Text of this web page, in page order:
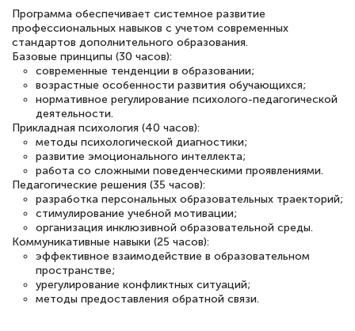
Спасибо большое Академии! Грамотное,
вежливое сопровождение! Всё чётко и
понятно! Проходила повышение
квалификации. Ещё раз - СПАСИБО!
Елена Петрикс
Знаток города 5 уровня
11 марта 2026
Всем добрый день! Я прошла курс
повышени каалификации по
специальности «Тренер-преподаватель
по тяжелой атлетике»! Хочется
Программа обеспечивает системное развитие
профессиональных навыков с учетом современных
стандартов дополнительного образования.
Базовые принципы (30 часов):
современные тенденции в образовании;
возрастные особенности развития обучающихся;
нормативное регулирование психолого-педагогической
деятельности.
Прикладная психология (40 часов):
методы психологической диагностики;
развитие эмоционального интеллекта;
работа со сложными поведенческими проявлениями.
Педагогические решения (35 часов):
разработка персональных образовательных траекторий;
стимулирование учебной мотивации;
организация инклюзивной образовательной среды.
Коммуникативные навыки (25 часов):
эффективное взаимодействие в образовательном
пространстве;
урегулирование конфликтных ситуаций;
методы предоставления обратной связи.